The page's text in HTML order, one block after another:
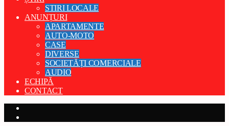
STIRI LOCALE
ANUNȚURI
APARTAMENTE
AUTO-MOTO
CASE
DIVERSE
SOCIETĂȚI COMERCIALE
AUDIO
ECHIPĂ
CONTACT